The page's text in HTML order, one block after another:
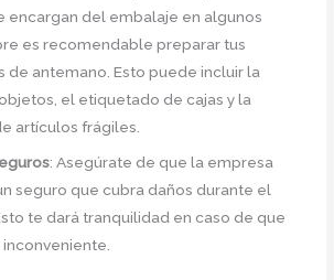
encargan del embalaje en algunos
es recomendable preparar tus
de antemano. Esto puede incluir la
el etiquetado de cajas y la
artículos frágiles.
: Asegúrate de que la empresa
seguro que cubra daños durante el
te dará tranquilidad en caso de que